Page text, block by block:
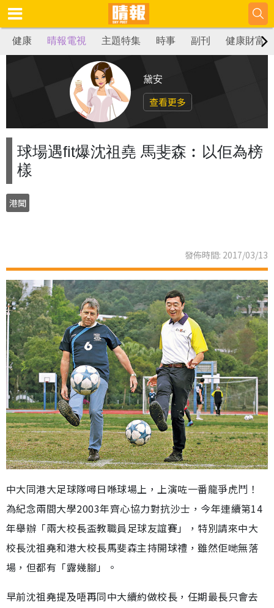
健康 晴報電視 主題特集 時事 副刊 健康財富
黛安
查看更多
球場遇fit爆沈祖堯 馬斐森︰以佢為榜
樣
港聞
發佈時間: 2017/03/13
中大同港大足球隊噚日喺球場上，上演咗一番龍爭虎鬥！
為紀念兩間大學2003年齊心協力對抗沙士，今年連續第14
年舉辦「兩大校長盃教職員足球友誼賽」，特別請來中大
校長沈祖堯和港大校長馬斐森主持開球禮，雖然佢哋無落
場，但都有「露幾腳」。
早前沈祖堯提及唔再同中大續約做校長，任期最長只會去